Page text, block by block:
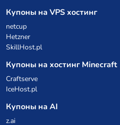
Купоны на VPS хостинг
netcup
Hetzner
SkillHost.pl
Купоны на хостинг Minecraft
Craftserve
IceHost.pl
Купоны на AI
z.ai